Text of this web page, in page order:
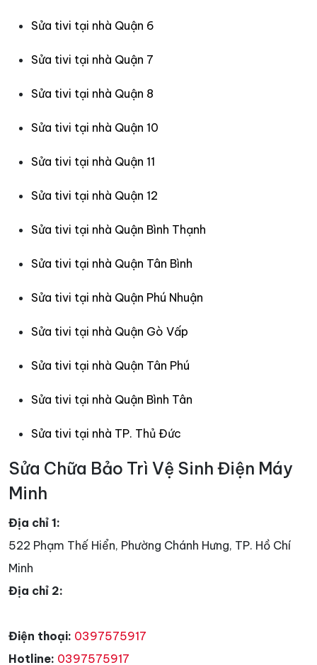
Sửa tivi tại nhà Quận 6
Sửa tivi tại nhà Quận 7
Sửa tivi tại nhà Quận 8
Sửa tivi tại nhà Quận 10
Sửa tivi tại nhà Quận 11
Sửa tivi tại nhà Quận 12
Sửa tivi tại nhà Quận Bình Thạnh
Sửa tivi tại nhà Quận Tân Bình
Sửa tivi tại nhà Quận Phú Nhuận
Sửa tivi tại nhà Quận Gò Vấp
Sửa tivi tại nhà Quận Tân Phú
Sửa tivi tại nhà Quận Bình Tân
Sửa tivi tại nhà TP. Thủ Đức
Sửa Chữa Bảo Trì Vệ Sinh Điện Máy
Minh
Địa chỉ 1:
522 Phạm Thế Hiển, Phường Chánh Hưng, TP. Hồ Chí
Minh
Địa chỉ 2:
Điện thoại: 0397575917
Hotline: 0397575917